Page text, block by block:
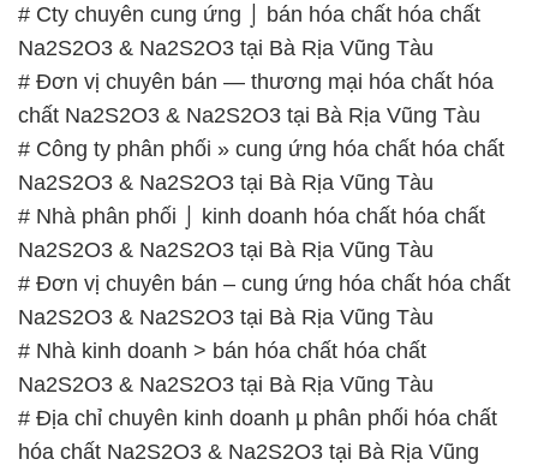
# Cty chuyên cung ứng ⌡ bán hóa chất hóa chất
Na2S2O3 & Na2S2O3 tại Bà Rịa Vũng Tàu
# Đơn vị chuyên bán — thương mại hóa chất hóa
chất Na2S2O3 & Na2S2O3 tại Bà Rịa Vũng Tàu
# Công ty phân phối » cung ứng hóa chất hóa chất
Na2S2O3 & Na2S2O3 tại Bà Rịa Vũng Tàu
# Nhà phân phối ⌡ kinh doanh hóa chất hóa chất
Na2S2O3 & Na2S2O3 tại Bà Rịa Vũng Tàu
# Đơn vị chuyên bán – cung ứng hóa chất hóa chất
Na2S2O3 & Na2S2O3 tại Bà Rịa Vũng Tàu
# Nhà kinh doanh > bán hóa chất hóa chất
Na2S2O3 & Na2S2O3 tại Bà Rịa Vũng Tàu
# Địa chỉ chuyên kinh doanh µ phân phối hóa chất
hóa chất Na2S2O3 & Na2S2O3 tại Bà Rịa Vũng